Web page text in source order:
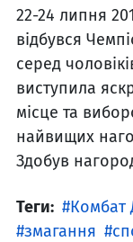
22-24 липня
відбувся
серед
виступила
місце та
найвищих
Здобув
Теги: Комбат
змагання